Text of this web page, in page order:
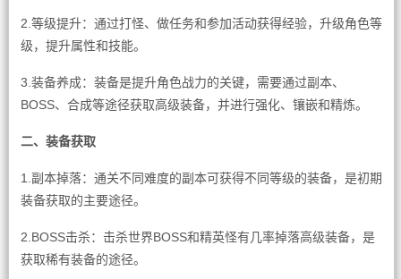
2.等级提升：通过打怪、做任务和参加活动获得经验，升级角色等
级，提升属性和技能。
3.装备养成：装备是提升角色战力的关键，需要通过副本、
BOSS、合成等途径获取高级装备，并进行强化、镶嵌和精炼。
二、装备获取
1.副本掉落：通关不同难度的副本可获得不同等级的装备，是初期
装备获取的主要途径。
2.BOSS击杀：击杀世界BOSS和精英怪有几率掉落高级装备，是
获取稀有装备的途径。